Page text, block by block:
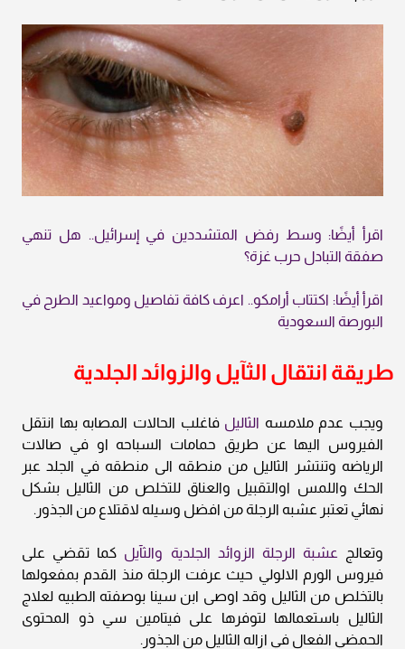
اقرأ أيضًا: وسط رفض المتشددين في إسرائيل.. هل تنهي
صفقة التبادل حرب غزة؟
اقرأ أيضًا: اكتتاب أرامكو.. اعرف كافة تفاصيل ومواعيد الطرح في
البورصة السعودية
طريقة انتقال الثآيل والزوائد الجلدية
ويجب عدم ملامسه الثاليلفاغلب الحالات المصابه بها انتقل
الفيروس اليها عن طريق حمامات السباحه او في صالات
الرياضه وتنتشر الثاليل من منطقه الى منطقه في الجلد عبر
الحك واللمس اوالتقبيل والعناق للتخلص من الثاليل بشكل
نهائي تعتبر عشبه الرجلة من افضل وسيله لاقتلاع من الجذور.
وتعالج عشبة الرجلة الزوائد الجلدية والثآيل كما تقضي على
فيروس الورم الالولي حيث عرفت الرجلة منذ القدم بمفعولها
بالتخلص من الثاليل وقد اوصى ابن سينا بوصفته الطبيه لعلاج
الثاليل باستعمالها لتوفرها على فيتامين سي ذو المحتوى
الحمضي الفعال في ازاله الثاليل من الجذور.